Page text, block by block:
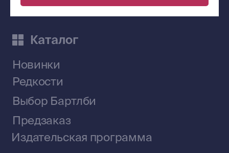
Приобрести книги на Ozon
Telegram-канал